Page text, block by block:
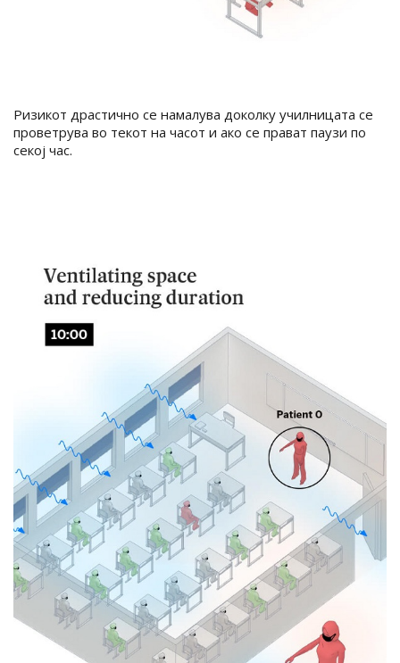
Ризикот драстично се намалува доколку училницата се
проветрува во текот на часот и ако се прават паузи по
секој час.